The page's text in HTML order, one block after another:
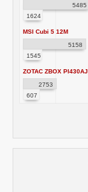
5485
1624
MSI Cubi 5 12M
5158
1545
ZOTAC ZBOX PI430AJ
2753
607